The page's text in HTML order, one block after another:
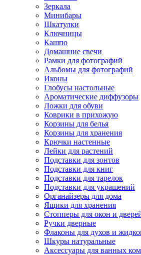
Зеркала
Минибары
Шкатулки
Ключницы
Кашпо
Домашние свечи
Рамки для фотографий
Альбомы для фотографий
Иконы
Глобусы настольные
Ароматические диффузоры
Ложки для обуви
Коврики в прихожую
Корзины для белья
Корзины для хранения
Крючки настенные
Лейки для растений
Подставки для зонтов
Подставки для книг
Подставки для тарелок
Подставки для украшений
Органайзеры для дома
Ящики для хранения
Стопперы для окон и
Ручки дверные
Флаконы для духов и
Шкуры натуральные
Аксессуары для ванных